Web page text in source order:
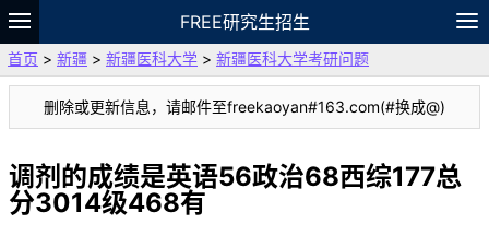
FREE研究生招生
题库
故事 专题 APP 笔记
论坛
VIP
资料
首页 > 新疆 > 新疆医科大学 > 新疆医科大学考研问题
删除或更新信息，请邮件至freekaoyan#163.com(#换成@)
调剂的成绩是英语56政治68西综177总
分3014级468有